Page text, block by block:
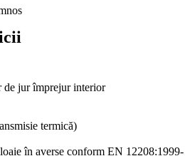
de jur împrejur interior
termică)
în averse conform EN 12208:1999-